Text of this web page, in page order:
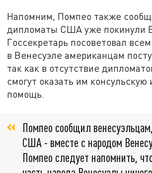
Напомним, Помпео также
дипломаты США уже покинули
Госсекретарь посоветовал
в Венесуэле американцам
так как в отсутствие
смогут оказать им консульскую
помощь.
Помпео сообщил
США - вместе с народом
Помпео следует напомнить,